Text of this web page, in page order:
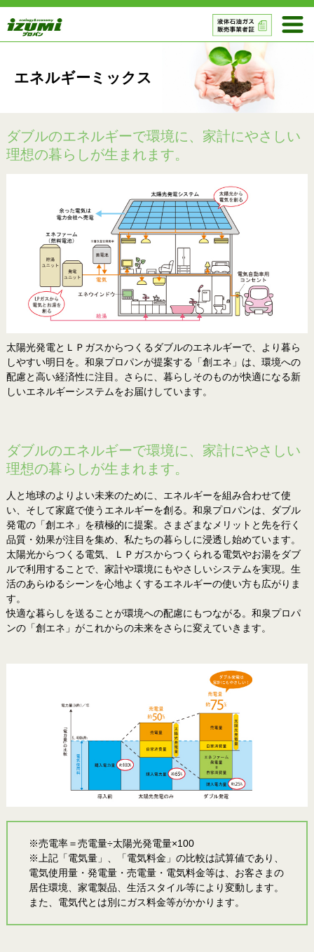
エネルギーミックス
ダブルのエネルギーで環境に、家計にやさしい
理想の暮らしが生まれます。
太陽光発電とＬＰガスからつくるダブルのエネルギーで、より暮ら
しやすい明日を。和泉プロパンが提案する「創エネ」は、環境への
配慮と高い経済性に注目。さらに、暮らしそのものが快適になる新
しいエネルギーシステムをお届けしています。
ダブルのエネルギーで環境に、家計にやさしい
理想の暮らしが生まれます。
人と地球のよりよい未来のために、エネルギーを組み合わせて使
い、そして家庭で使うエネルギーを創る。和泉プロパンは、ダブル
発電の「創エネ」を積極的に提案。さまざまなメリットと先を行く
品質・効果が注目を集め、私たちの暮らしに浸透し始めています。
太陽光からつくる電気、ＬＰガスからつくられる電気やお湯をダブ
ルで利用することで、家計や環境にもやさしいシステムを実現。生
活のあらゆるシーンを心地よくするエネルギーの使い方も広がりま
す。
快適な暮らしを送ることが環境への配慮にもつながる。和泉プロパ
ンの「創エネ」がこれからの未来をさらに変えていきます。
※売電率＝売電量÷太陽光発電量×100
※上記「電気量」、「電気料金」の比較は試算値であり、
電気使用量・発電量・売電量・電気料金等は、お客さまの
居住環境、家電製品、生活スタイル等により変動します。
また、電気代とは別にガス料金等がかかります。